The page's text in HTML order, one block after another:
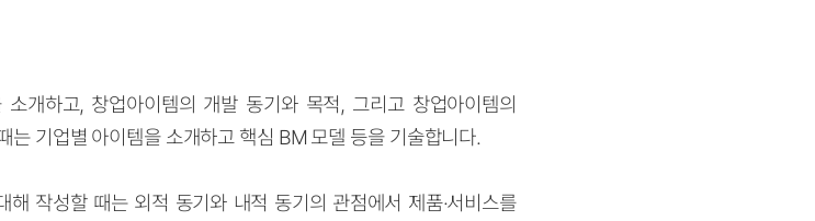
개하고, 창업아이템의 개발 동기와 목적, 그리고 창업아이템의
는 기업별 아이템을 소개하고 핵심 BM 모델 등을 기술합니다.
작성할 때는 외적 동기와 내적 동기의 관점에서 제품·서비스를